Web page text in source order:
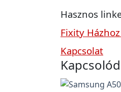
Hasznos
Fixity
Kapcsolat